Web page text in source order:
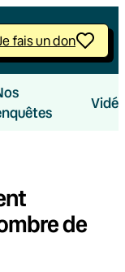
fais un don
de